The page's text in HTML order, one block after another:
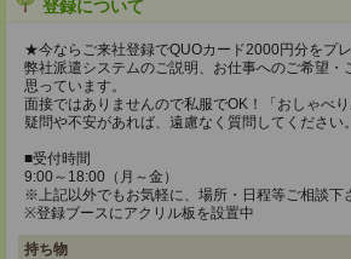
登録について
★今ならご来社登録でQUOカード2000円分をプ
弊社派遣システムのご説明、お仕事へのご希望・
思っています。
面接ではありませんので私服でOK！「おしゃべ
疑問や不安があれば、遠慮なく質問してください。
■受付時間
9:00～18:00（月～金）
※上記以外でもお気軽に、場所・日程等ご相談下
※登録ブースにアクリル板を設置中
持ち物